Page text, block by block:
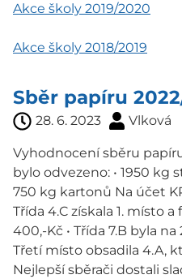
Akce školy 2019/2020
Akce školy 2018/2019
Sběr papíru
28. 6. 2023 Vlková
Vyhodnocení sběru
bylo odvezeno: • 1950 kg
750 kg kartonů Na účet
Třída 4.C získala 1. místo
400,-Kč • Třída 7.B byla
Třetí místo obsadila 4.A,
Nejlepší sběrači dostali